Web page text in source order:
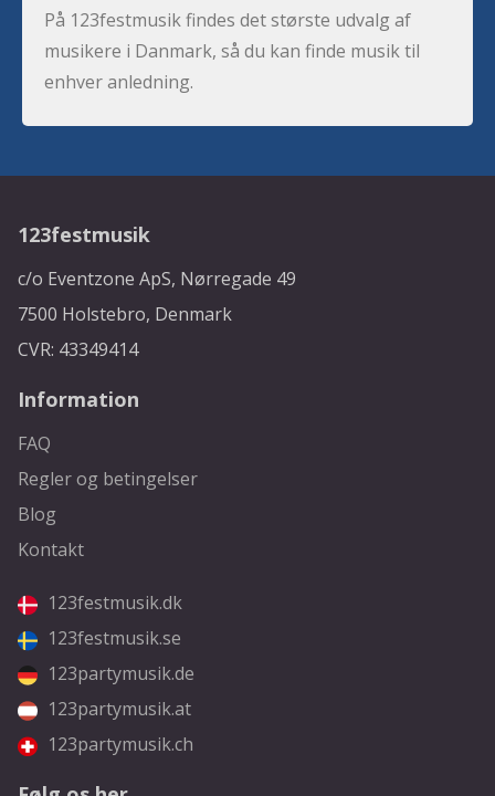
På 123festmusik findes det største udvalg af
musikere i Danmark, så du kan finde musik til
enhver anledning.
123festmusik
c/o Eventzone ApS, Nørregade 49
7500 Holstebro, Denmark
CVR: 43349414
Information
FAQ
Regler og betingelser
Blog
Kontakt
123festmusik.dk
123festmusik.se
123partymusik.de
123partymusik.at
123partymusik.ch